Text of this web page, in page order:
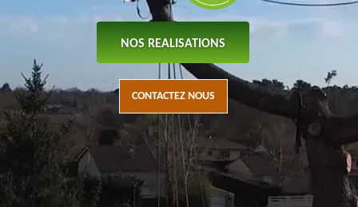
NOS REALISATIONS
CONTACTEZ NOUS